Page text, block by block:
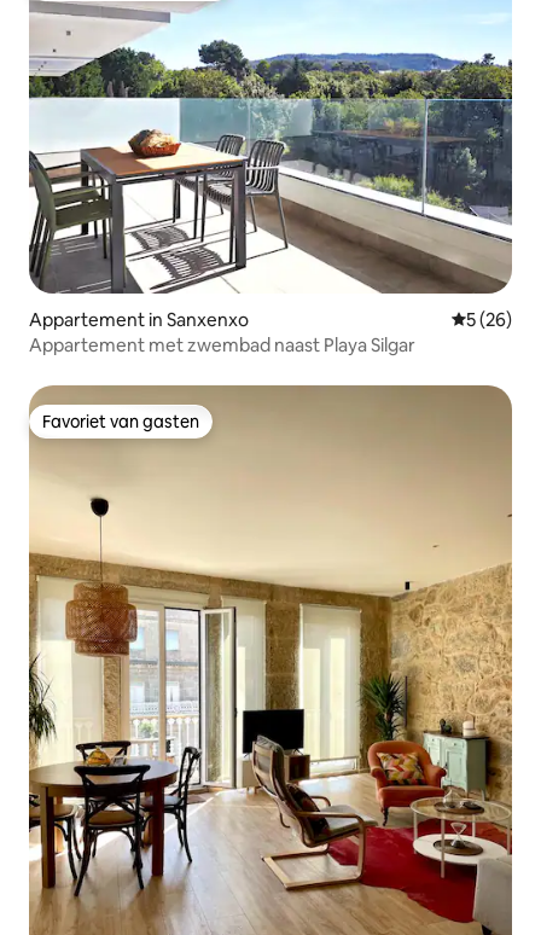
Appartement in Sanxenxo
5 (26)
Appartement met zwembad naast Playa Silgar
Favoriet van gasten
Favoriet van gasten